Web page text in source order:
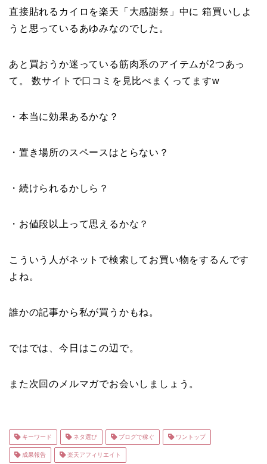
直接貼れるカイロを楽天「大感謝祭」中に 箱買いしよ
うと思っているあゆみなのでした。
あと買おうか迷っている筋肉系のアイテムが2つあっ
て。 数サイトで口コミを見比べまくってますw
・本当に効果あるかな？
・置き場所のスペースはとらない？
・続けられるかしら？
・お値段以上って思えるかな？
こういう人がネットで検索してお買い物をするんです
よね。
誰かの記事から私が買うかもね。
ではでは、今日はこの辺で。
また次回のメルマガでお会いしましょう。
キーワード ネタ選び ブログで稼ぐ ワントップ
成果報告 楽天アフィリエイト